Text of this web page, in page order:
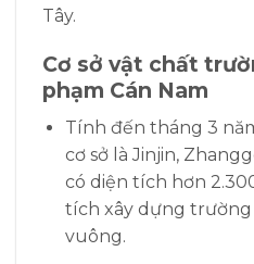
Tây.
Cơ sở vật chất
phạm Cán Nam
Tính đến tháng 3
cơ sở là Jinjin,
có diện tích hơn
tích xây dựng
vuông.